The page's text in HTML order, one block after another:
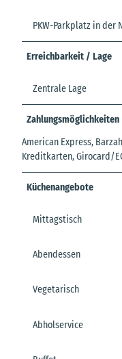
PKW-Parkplatz in der
Erreichbarkeit / Lage
Zentrale Lage
Zahlungsmöglichkeiten
American Express,
Kreditkarten, Girocard/
Küchenangebote
Mittagstisch
Abendessen
Vegetarisch
Abholservice